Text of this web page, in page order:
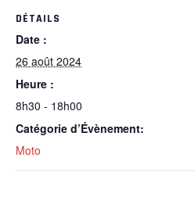
DÉTAILS
Date :
26 août 2024
Heure :
8h30 - 18h00
Catégorie d’Évènement:
Moto